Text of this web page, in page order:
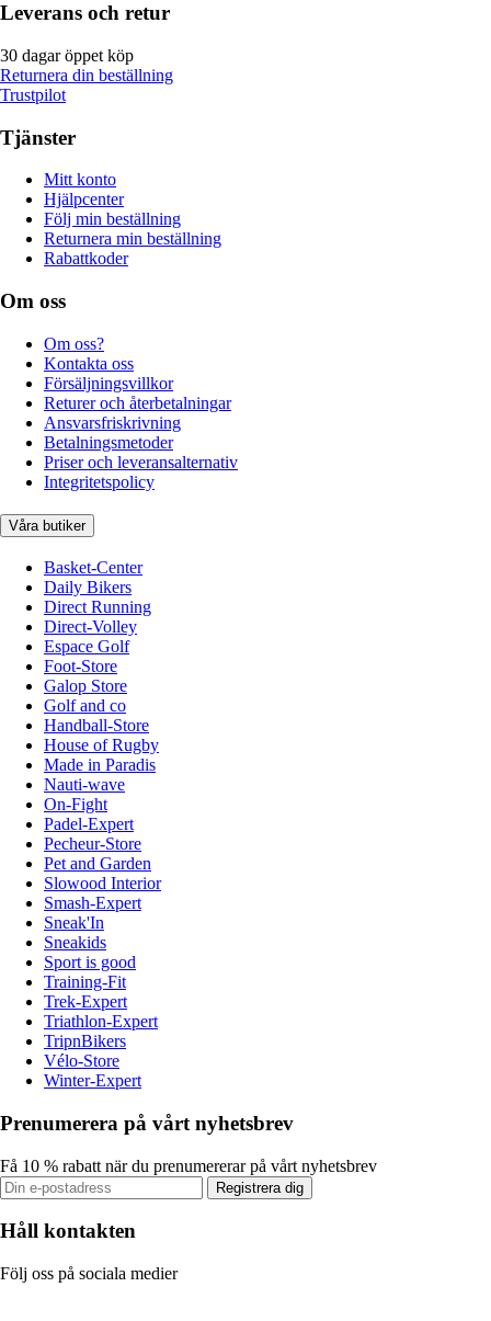
Leverans och retur
30 dagar öppet köp
Returnera din beställning
Trustpilot
Tjänster
Mitt konto
Hjälpcenter
Följ min beställning
Returnera min beställning
Rabattkoder
Om oss
Om oss?
Kontakta oss
Försäljningsvillkor
Returer och återbetalningar
Ansvarsfriskrivning
Betalningsmetoder
Priser och leveransalternativ
Integritetspolicy
Våra butiker
Basket-Center
Daily Bikers
Direct Running
Direct-Volley
Espace Golf
Foot-Store
Galop Store
Golf and co
Handball-Store
House of Rugby
Made in Paradis
Nauti-wave
On-Fight
Padel-Expert
Pecheur-Store
Pet and Garden
Slowood Interior
Smash-Expert
Sneak'In
Sneakids
Sport is good
Training-Fit
Trek-Expert
Triathlon-Expert
TripnBikers
Vélo-Store
Winter-Expert
Prenumerera på vårt nyhetsbrev
Få 10 % rabatt när du prenumererar på vårt nyhetsbrev
Registrera dig
Håll kontakten
Följ oss på sociala medier